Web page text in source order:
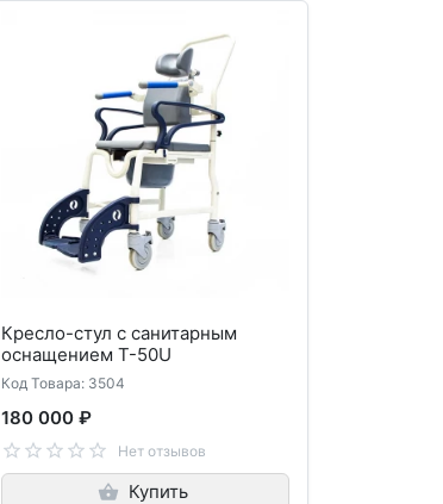
Кресло-стул с санитарным
оснащением T-50U
Код Товара: 3504
180 000 ₽
Нет отзывов
Купить